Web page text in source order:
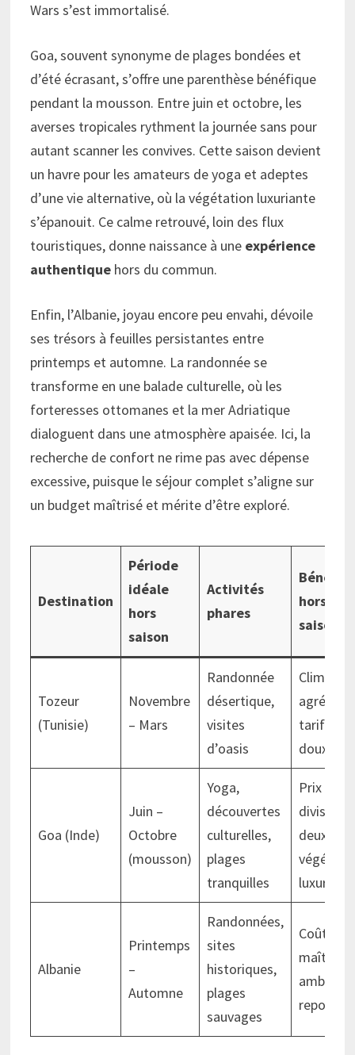
Wars s’est immortalisé.
Goa, souvent synonyme de plages bondées et
d’été écrasant, s’offre une parenthèse bénéfique
pendant la mousson. Entre juin et octobre, les
averses tropicales rythment la journée sans pour
autant scanner les convives. Cette saison devient
un havre pour les amateurs de yoga et adeptes
d’une vie alternative, où la végétation luxuriante
s’épanouit. Ce calme retrouvé, loin des flux
touristiques, donne naissance à une expérience
authentique hors du commun.
Enfin, l’Albanie, joyau encore peu envahi, dévoile
ses trésors à feuilles persistantes entre
printemps et automne. La randonnée se
transforme en une balade culturelle, où les
forteresses ottomanes et la mer Adriatique
dialoguent dans une atmosphère apaisée. Ici, la
recherche de confort ne rime pas avec dépense
excessive, puisque le séjour complet s’aligne sur
un budget maîtrisé et mérite d’être exploré.
Destination
Période
idéale
hors
saison
Activités
phares
hors
saison
Tozeur
(Tunisie)
Novembre
– Mars
Randonnée
désertique,
visites
d’oasis
Climat
agréable,
tarifs
doux
Goa (Inde)
Juin –
Octobre
(mousson)
Yoga,
découvertes
culturelles,
plages
tranquilles
Prix
divisés
deux,
Albanie
Printemps
–
Automne
Randonnées,
sites
historiques,
plages
sauvages
Coût
maîtrisé,